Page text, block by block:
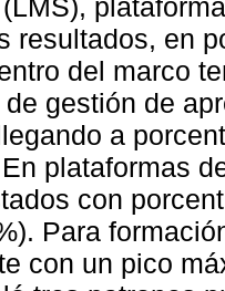
resultados, en
del marco
gestión de
a
plataformas
con
Para
con un pico